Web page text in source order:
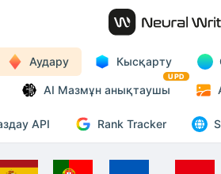
Аудару Кысқарту
AI Мазмұн анықтаушы
UPD
API Rank Tracker